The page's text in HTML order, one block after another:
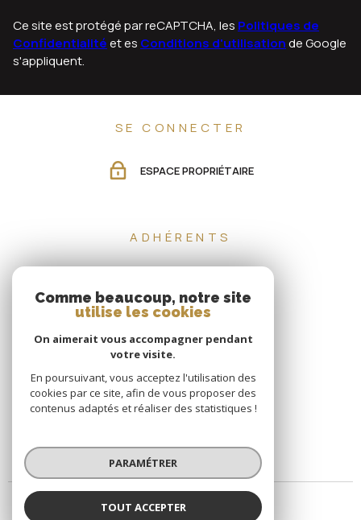
Ce site est protégé par reCAPTCHA, les Politiques de
Confidentialitéet es Conditions d'utilisationde Google
s'appliquent.
SE CONNECTER
ESPACE PROPRIÉTAIRE
ADHÉRENTS
Comme beaucoup, notre site
utilise les cookies
On aimerait vous accompagner pendant
votre visite.
En poursuivant, vous acceptez l'utilisation des
cookies par ce site, afin de vous proposer des
contenus adaptés et réaliser des statistiques !
PARAMÉTRER
TOUT ACCEPTER